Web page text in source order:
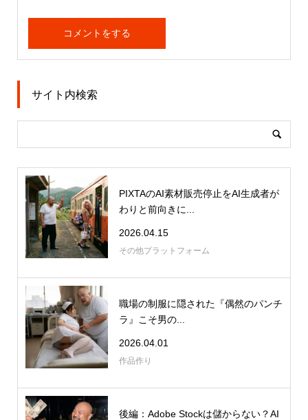
サイト内検索
PIXTAのAI素材販売停止をAI生成者が
わりと前向きに...
2026.04.15
その他プラットフォーム
職場の制服に隠された『偶然のパンチ
ラ』こそ男の...
2026.04.01
作品作り
後編：Adobe Stockは儲からない？AI